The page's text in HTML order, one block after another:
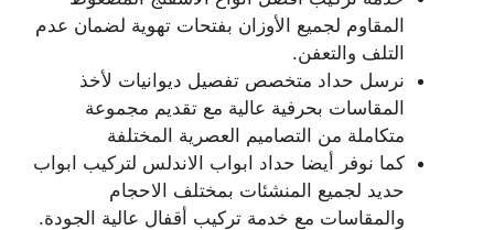
المقاوم لجميع الأوزان بفتحات تهوية لضمان عدم
التلف والتعفن.
نرسل حداد متخصص تفصيل ديوانيات لأخذ
المقاسات بحرفية عالية مع تقديم مجموعة
متكاملة من التصاميم العصرية المختلفة
كما نوفر أيضا حداد ابواب الاندلس لتركيب ابواب
حديد لجميع المنشئات بمختلف الاحجام
والمقاسات مع خدمة تركيب أقفال عالية الجودة.